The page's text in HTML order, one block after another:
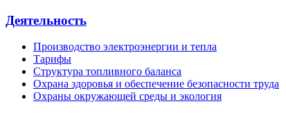
Деятельность
Производство электроэнергии и тепла
Тарифы
Структура топливного баланса
Охрана здоровья и обеспечение безопасности труда
Охраны окружающей среды и экология